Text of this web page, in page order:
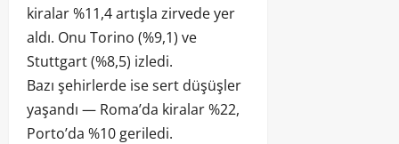
kiralar %11,4 artışla zirvede yer
aldı. Onu Torino (%9,1) ve
Stuttgart (%8,5) izledi.
Bazı şehirlerde ise sert düşüşler
yaşandı — Roma’da kiralar %22,
Porto’da %10 geriledi.